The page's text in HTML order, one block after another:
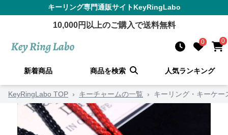
キーリング専門通販サイトKeyRingLabo
10,000円以上のご購入で送料無料
0 0
新着商品 商品を検索 人気ランキング
KeyRingLabo TOP › キーチャームの一覧 › キーリング・キーケ